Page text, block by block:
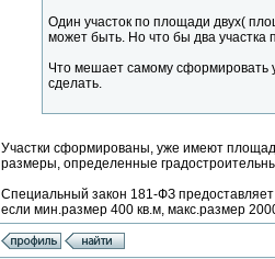
Один участок по площади двух(
может быть. Но что бы два участка
Что мешает самому сформировать
сделать.
Участки сформированы, уже имеют
размеры, определенные
Специальный закон 181-ФЗ предоставляет
если мин.размер 400 кв.м, макс.размер